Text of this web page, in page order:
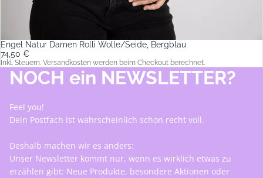
Engel Natur Damen Rolli Wolle/Seide, Bergblau
74,50 €
Inkl. Steuern. Versandkosten werden beim Checkout berechnet.
NOCH ein NEWSLETTER?
Feel you!
Dein Postfach ist wahrscheinlich schon recht voll.
Deshalb machen wir es anders:
Unser Newsletter kommt nur, wenn es wirklich etwas zu
erzählen gibt: Neue Produkte, besondere Aktionen oder